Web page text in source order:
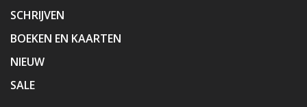
SCHRIJVEN
BOEKEN EN KAARTEN
NIEUW
SALE